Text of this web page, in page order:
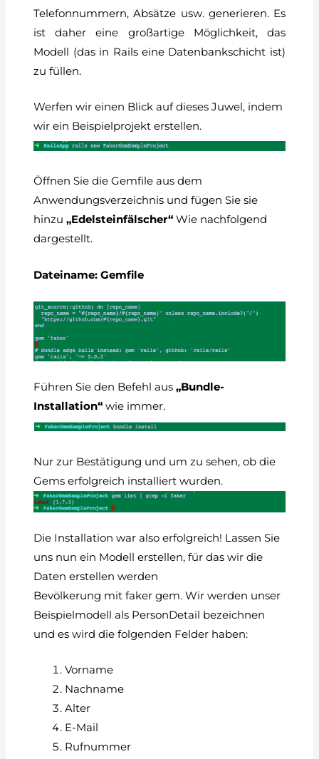
Telefonnummern, Absätze usw. generieren. Es
ist daher eine großartige Möglichkeit, das
Modell (das in Rails eine Datenbankschicht ist)
zu füllen.
Werfen wir einen Blick auf dieses Juwel, indem
wir ein Beispielprojekt erstellen.
Öffnen Sie die Gemfile aus dem
Anwendungsverzeichnis und fügen Sie sie
hinzu„Edelsteinfälscher“ Wie nachfolgend
dargestellt.
Dateiname: Gemfile
Führen Sie den Befehl aus„Bundle-
Installation“ wie immer.
Nur zur Bestätigung und um zu sehen, ob die
Gems erfolgreich installiert wurden.
Die Installation war also erfolgreich! Lassen Sie
uns nun ein Modell erstellen, für das wir die
Daten erstellen werden
Bevölkerung mit faker gem. Wir werden unser
Beispielmodell als PersonDetail bezeichnen
und es wird die folgenden Felder haben:
Vorname
Nachname
Alter
E-Mail
Rufnummer